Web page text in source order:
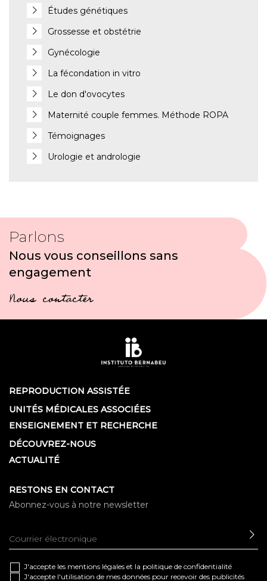
Études génétiques
Grossesse et obstétrie
Gynécologie
La fécondation in vitro
Le don d'ovocytes
Maternité couple femmes. Méthode ROPA
Témoignages
Urologie et andrologie
Parlons
Nous vous conseillons sans
engagement
Nous contacter
REPRODUCTION ASSISTÉE
UNITÉS MÉDICALES ASSOCIÉES
ENSEIGNEMENT ET RECHERCHE
DÉCOUVREZ-NOUS
ACTUALITÉ
RESTONS EN CONTACT
Abonnez-vous à notre newsletter
J'accepte les mentions légales et la politique de confidentialité
J'accepte l'utilisation de mes données pour recevoir des publicités